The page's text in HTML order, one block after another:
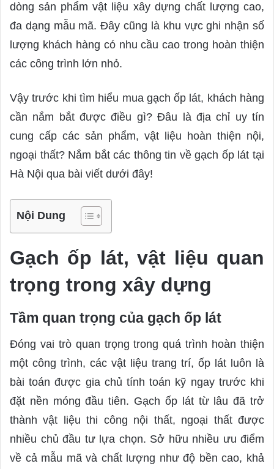
m
l
dòng sản phẩm vật liệu xây dựng chất lượng cao,
đa dạng mẫu mã. Đây cũng là khu vực ghi nhận số
lượng khách hàng có nhu cầu cao trong hoàn thiện
các công trình lớn nhỏ.
Vậy trước khi tìm hiểu mua gạch ốp lát, khách hàng
cần nắm bắt được điều gì? Đâu là địa chỉ uy tín
cung cấp các sản phẩm, vật liệu hoàn thiện nội,
ngoại thất? Nắm bắt các thông tin về gạch ốp lát tại
Hà Nội qua bài viết dưới đây!
Nội Dung
Gạch ốp lát, vật liệu quan
trọng trong xây dựng
Tầm quan trọng của gạch ốp lát
Đóng vai trò quan trọng trong quá trình hoàn thiện
một công trình, các vật liệu trang trí, ốp lát luôn là
bài toán được gia chủ tính toán kỹ ngay trước khi
đặt nền móng đầu tiên. Gạch ốp lát từ lâu đã trở
thành vật liệu thi công nội thất, ngoại thất được
nhiều chủ đầu tư lựa chọn. Sở hữu nhiều ưu điểm
về cả mẫu mã và chất lượng như độ bền cao, khả